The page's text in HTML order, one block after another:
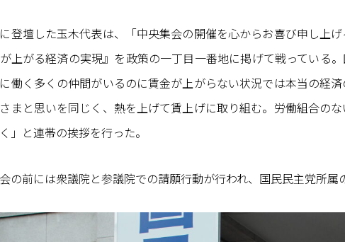
登壇した玉木代表は、「中央集会の開催を心からお喜び申し上
が上がる経済の実現』を政策の一丁目一番地に掲げて戦っている
働く多くの仲間がいるのに賃金が上がらない状況では本当の経
まと思いを同じく、熱を上げて賃上げに取り組む。労働組合の
」と連帯の挨拶を行った。
の前には衆議院と参議院での請願行動が行われ、国民民主党所属